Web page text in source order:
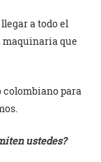
a todo el
maquinaria que
colombiano para
ustedes?